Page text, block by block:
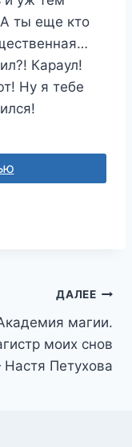
А ты еще кто
Караул!
Ну я тебе
ДАЛЕЕ
магии.
моих снов
Петухова